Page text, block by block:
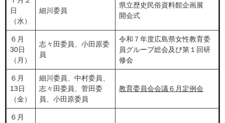
日
（水）
細川委員
県立歴史民俗資料館企画展
開会式
６月
30日
（月）
志々田委員、小田原委
員
令和７年度広島県女性教育委
員グループ総会及び第１回研
修会
６月
13日
（金）
細川委員、中村委員、
志々田委員、菅田委
員、小田原委員
教育委員会会議６月定例会
６月